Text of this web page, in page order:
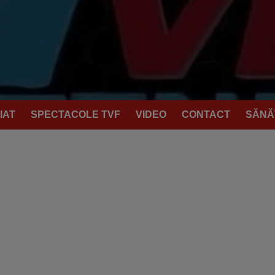
SPECTACOLE TVF VIDEO CONTACT